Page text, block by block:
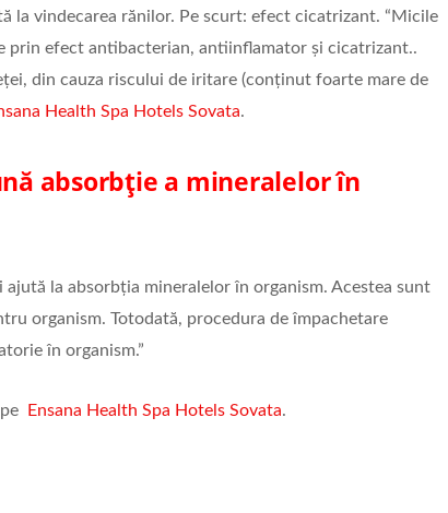
la vindecarea rănilor. Pe scurt: efect cicatrizant. “Micile
prin efect antibacterian, antiinflamator și cicatrizant..
din cauza riscului de iritare (conținut foarte mare de
Health Spa Hotels Sovata.
absorbție a mineralelor în
ajută la absorbția mineralelor în organism. Acestea sunt
organism. Totodată, procedura de împachetare
în organism.”
Ensana Health Spa Hotels Sovata.